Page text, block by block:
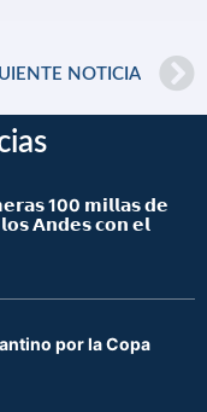
NOTICIA
100 𝗺𝗶𝗹𝗹𝗮𝘀 𝗱𝗲
𝗹𝗼𝘀 𝗔𝗻𝗱𝗲𝘀 𝗰𝗼𝗻 𝗲𝗹
por la Copa